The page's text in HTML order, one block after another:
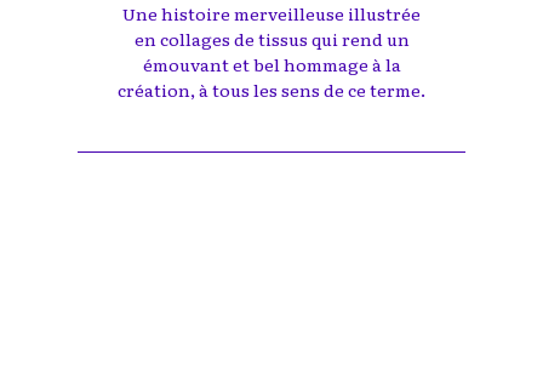
Une histoire merveilleuse illustrée
en collages de tissus qui rend un
émouvant et bel hommage à la
création, à tous les sens de ce terme.